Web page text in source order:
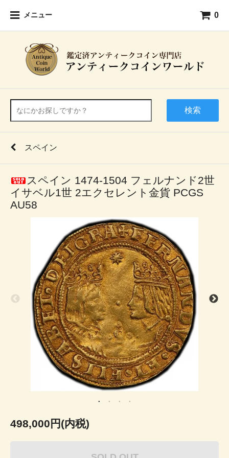
メニュー 0
検索
スペイン
スペイン 1474-1504 フェルナンド2世
イサベル1世 2エクセレント金貨 PCGS
AU58
498,000円(内税)